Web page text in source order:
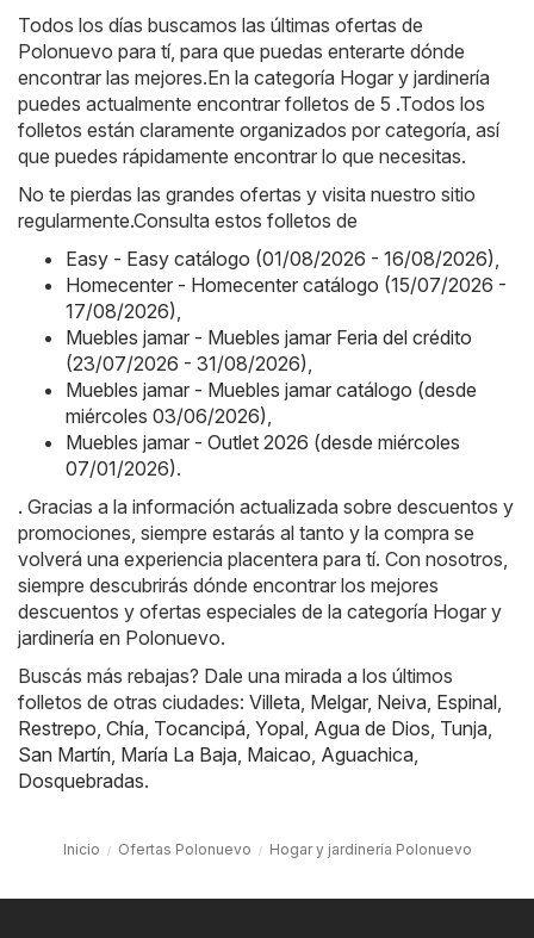
Todos los días buscamos las últimas ofertas de
Polonuevo para tí, para que puedas enterarte dónde
encontrar las mejores.En la categoría Hogar y jardinería
puedes actualmente encontrar folletos de 5 .Todos los
folletos están claramente organizados por categoría, así
que puedes rápidamente encontrar lo que necesitas.
No te pierdas las grandes ofertas y visita nuestro sitio
regularmente.Consulta estos folletos de
Easy - Easy catálogo (01/08/2026 - 16/08/2026)
Homecenter - Homecenter catálogo (15/07/2026 -
17/08/2026)
Muebles jamar - Muebles jamar Feria del crédito
(23/07/2026 - 31/08/2026)
Muebles jamar - Muebles jamar catálogo (desde
miércoles 03/06/2026)
Muebles jamar - Outlet 2026 (desde miércoles
07/01/2026).
. Gracias a la información actualizada sobre descuentos y
promociones, siempre estarás al tanto y la compra se
volverá una experiencia placentera para tí. Con nosotros,
siempre descubrirás dónde encontrar los mejores
descuentos y ofertas especiales de la categoría Hogar y
jardinería en Polonuevo.
Buscás más rebajas? Dale una mirada a los últimos
folletos de otras ciudades: Villeta Melgar, Neiva Espinal
Restrepo Chía Tocancipá Yopal Agua de Dios Tunja
San Martín María La Baja Maicao Aguachica
Dosquebradas.
Inicio Ofertas Polonuevo Hogar y jardinería Polonuevo